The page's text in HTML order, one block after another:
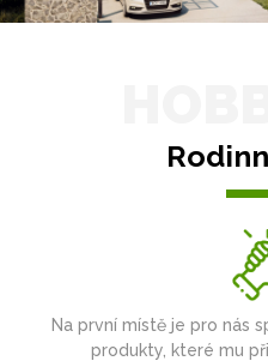
Na první místě je pro nás
produkty, které mu